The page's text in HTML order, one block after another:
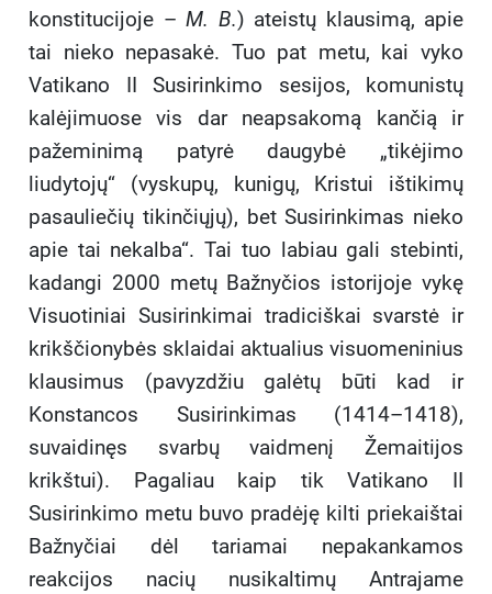
konstitucijoje – M. B.) ateistų klausimą, apie
tai nieko nepasakė. Tuo pat metu, kai vyko
Vatikano II Susirinkimo sesijos, komunistų
kalėjimuose vis dar neapsakomą kančią ir
pažeminimą patyrė daugybė „tikėjimo
liudytojų“ (vyskupų, kunigų, Kristui ištikimų
pasauliečių tikinčiųjų), bet Susirinkimas nieko
apie tai nekalba“. Tai tuo labiau gali stebinti,
kadangi 2000 metų Bažnyčios istorijoje vykę
Visuotiniai Susirinkimai tradiciškai svarstė ir
krikščionybės sklaidai aktualius visuomeninius
klausimus (pavyzdžiu galėtų būti kad ir
Konstancos Susirinkimas (1414–1418),
suvaidinęs svarbų vaidmenį Žemaitijos
krikštui). Pagaliau kaip tik Vatikano II
Susirinkimo metu buvo pradėję kilti priekaištai
Bažnyčiai dėl tariamai nepakankamos
reakcijos nacių nusikaltimų Antrajame